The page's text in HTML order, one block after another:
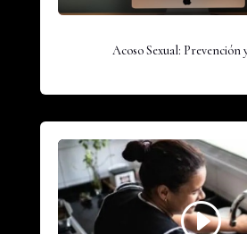
Acoso Sexual: Prevención